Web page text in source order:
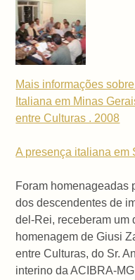
Mais informações
Italiana em Minas
entre Culturas . 2008
A presença italiana em
Foram homenageadas
dos descendentes de
del-Rei, receberam um
homenagem de Giusi
entre Culturas, do Sr.
interino da ACIBRA-